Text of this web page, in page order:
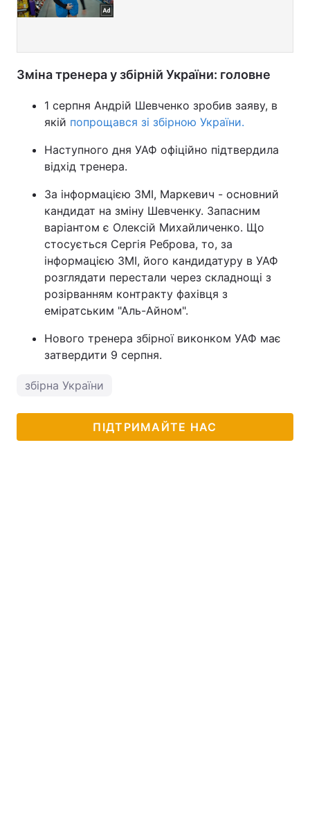
Зміна тренера у збірній України: головне
1 серпня Андрій Шевченко зробив заяву, в
якій попрощався зі збірною України.
Наступного дня УАФ офіційно підтвердила
відхід тренера.
За інформацією ЗМІ, Маркевич - основний
кандидат на зміну Шевченку. Запасним
варіантом є Олексій Михайличенко. Що
стосується Сергія Реброва, то, за
інформацією ЗМІ, його кандидатуру в УАФ
розглядати перестали через складнощі з
розірванням контракту фахівця з
еміратським "Аль-Айном".
Нового тренера збірної виконком УАФ має
затвердити 9 серпня.
збірна України
ПІДТРИМАЙТЕ НАС